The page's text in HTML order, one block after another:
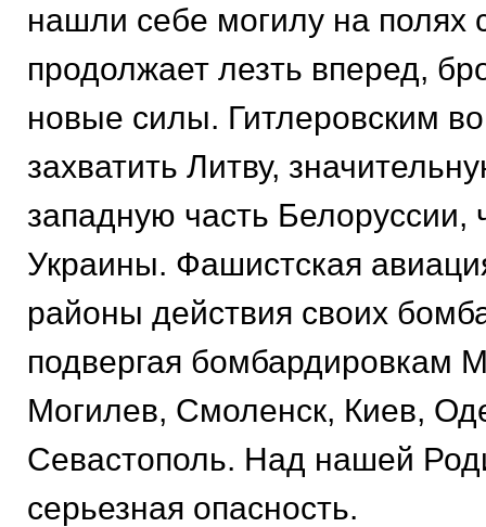
нашли себе могилу на полях
продолжает лезть вперед,
новые силы. Гитлеровским
захватить Литву,
западную часть Белоруссии,
Украины. Фашистская
районы действия своих
подвергая бомбардировкам
Могилев, Смоленск, Киев,
Севастополь. Над нашей
серьезная опасность.